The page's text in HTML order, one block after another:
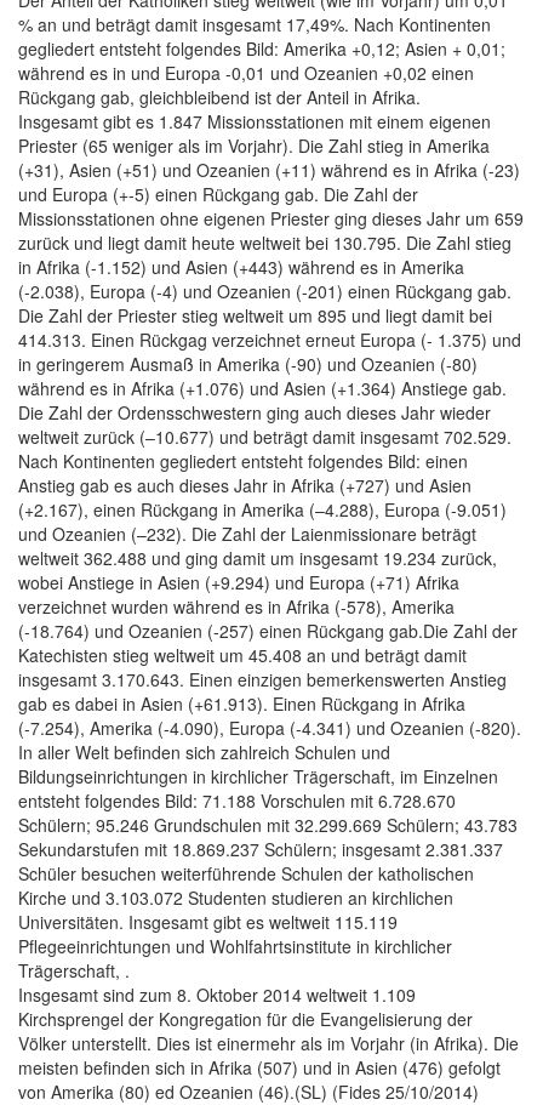
% an und beträgt damit insgesamt 17,49%. Nach Kontinenten
gegliedert entsteht folgendes Bild: Amerika +0,12; Asien + 0,01;
während es in und Europa -0,01 und Ozeanien +0,02 einen
Rückgang gab, gleichbleibend ist der Anteil in Afrika.
Insgesamt gibt es 1.847 Missionsstationen mit einem eigenen
Priester (65 weniger als im Vorjahr). Die Zahl stieg in Amerika
(+31), Asien (+51) und Ozeanien (+11) während es in Afrika (-23)
und Europa (+-5) einen Rückgang gab. Die Zahl der
Missionsstationen ohne eigenen Priester ging dieses Jahr um 659
zurück und liegt damit heute weltweit bei 130.795. Die Zahl stieg
in Afrika (-1.152) und Asien (+443) während es in Amerika
(-2.038), Europa (-4) und Ozeanien (-201) einen Rückgang gab.
Die Zahl der Priester stieg weltweit um 895 und liegt damit bei
414.313. Einen Rückgag verzeichnet erneut Europa (- 1.375) und
in geringerem Ausmaß in Amerika (-90) und Ozeanien (-80)
während es in Afrika (+1.076) und Asien (+1.364) Anstiege gab.
Die Zahl der Ordensschwestern ging auch dieses Jahr wieder
weltweit zurück (–10.677) und beträgt damit insgesamt 702.529.
Nach Kontinenten gegliedert entsteht folgendes Bild: einen
Anstieg gab es auch dieses Jahr in Afrika (+727) und Asien
(+2.167), einen Rückgang in Amerika (–4.288), Europa (-9.051)
und Ozeanien (–232). Die Zahl der Laienmissionare beträgt
weltweit 362.488 und ging damit um insgesamt 19.234 zurück,
wobei Anstiege in Asien (+9.294) und Europa (+71) Afrika
verzeichnet wurden während es in Afrika (-578), Amerika
(-18.764) und Ozeanien (-257) einen Rückgang gab.Die Zahl der
Katechisten stieg weltweit um 45.408 an und beträgt damit
insgesamt 3.170.643. Einen einzigen bemerkenswerten Anstieg
gab es dabei in Asien (+61.913). Einen Rückgang in Afrika
(-7.254), Amerika (-4.090), Europa (-4.341) und Ozeanien (-820).
In aller Welt befinden sich zahlreich Schulen und
Bildungseinrichtungen in kirchlicher Trägerschaft, im Einzelnen
entsteht folgendes Bild: 71.188 Vorschulen mit 6.728.670
Schülern; 95.246 Grundschulen mit 32.299.669 Schülern; 43.783
Sekundarstufen mit 18.869.237 Schülern; insgesamt 2.381.337
Schüler besuchen weiterführende Schulen der katholischen
Kirche und 3.103.072 Studenten studieren an kirchlichen
Universitäten. Insgesamt gibt es weltweit 115.119
Pflegeeinrichtungen und Wohlfahrtsinstitute in kirchlicher
Trägerschaft, .
Insgesamt sind zum 8. Oktober 2014 weltweit 1.109
Kirchsprengel der Kongregation für die Evangelisierung der
Völker unterstellt. Dies ist einermehr als im Vorjahr (in Afrika). Die
meisten befinden sich in Afrika (507) und in Asien (476) gefolgt
von Amerika (80) ed Ozeanien (46).(SL) (Fides 25/10/2014)